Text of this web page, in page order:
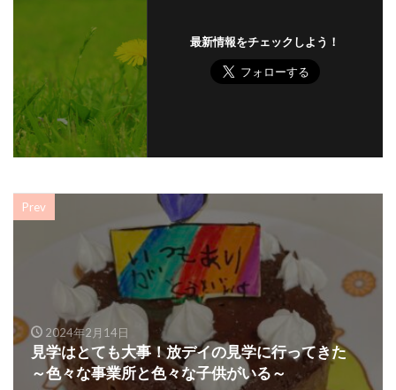
最新情報をチェックしよう！
Prev
2024年2月14日
見学はとても大事！放デイの見学に行ってきた
～色々な事業所と色々な子供がいる～